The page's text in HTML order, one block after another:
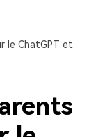
le ChatGPT et